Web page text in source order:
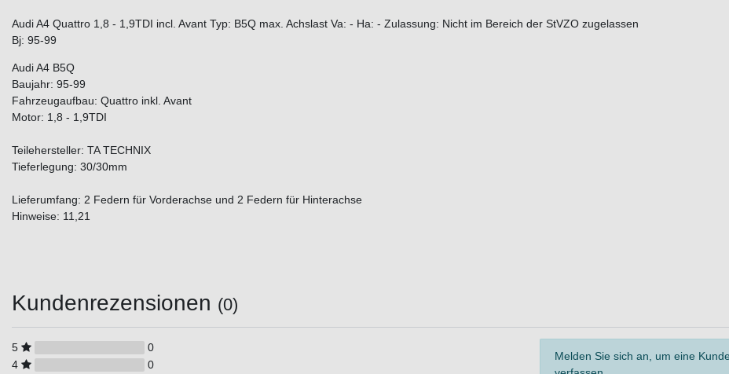
Audi A4 Quattro 1,8 - 1,9TDI incl. Avant Typ: B5Q max. Achslast Va: - Ha: - Zulassung: Nicht im Bereich der StVZO zugelassen
Bj: 95-99
Audi A4 B5Q
Baujahr: 95-99
Fahrzeugaufbau: Quattro inkl. Avant
Motor: 1,8 - 1,9TDI
Teilehersteller: TA TECHNIX
Tieferlegung: 30/30mm
Lieferumfang: 2 Federn für Vorderachse und 2 Federn für Hinterachse
Hinweise: 11,21
Kundenrezensionen (0)
5
0
4
0
Melden Sie sich an, um eine